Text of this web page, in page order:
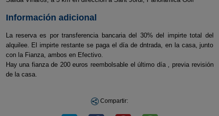
Información adicional
La reserva es por transferencia bancaria del 30% del impirte total del
alquilee. El impirte restante se paga el día de dntrada, en la casa, junto
con la Fianza, ambos en Efectivo.
Hay una fianza de 200 euros reembolsable el último día , previa revisión
de la casa.
Compartir: